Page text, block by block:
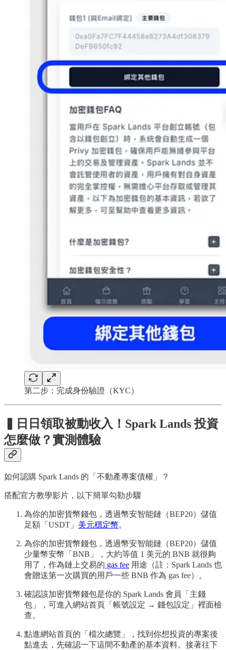
第二步：完成身份驗證（KYC）
日日領取被動收入！Spark Lands 投資
怎麼做？實測體驗
如何認購 Spark Lands 的「不動產專案債權」？
搭配官方教學影片，以下簡單勾勒步驟
為你的加密貨幣錢包，透過幣安智能鏈（BEP20）儲值
足額「USDT」 美元穩定幣。
為你的加密貨幣錢包，透過幣安智能鏈（BEP20）儲值
少量幣安幣「BNB」，大約等值 1 美元的 BNB 就很夠
用了，作為鏈上交易的 gas fee 用途（註：Spark Lands 也
會贈送第一次購買的用戶一些 BNB 作為 gas fee）。
確認該加密貨幣錢包是你的 Spark Lands 會員「主錢
包」，可進入網站首頁「帳號設定 → 錢包設定」裡面檢
查。
點進網站首頁的「檔次總覽」，找到你想投資的專案後
點進去，先確認一下這間不動產的基本資料。接著往下